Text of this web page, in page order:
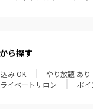
ら探す
み OK やり放題 あり
イベートサロン ポ